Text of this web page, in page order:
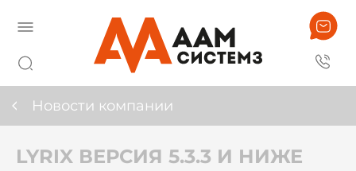
Новости компании
LYRIX ВЕРСИЯ 5.3.3 И НИЖЕ